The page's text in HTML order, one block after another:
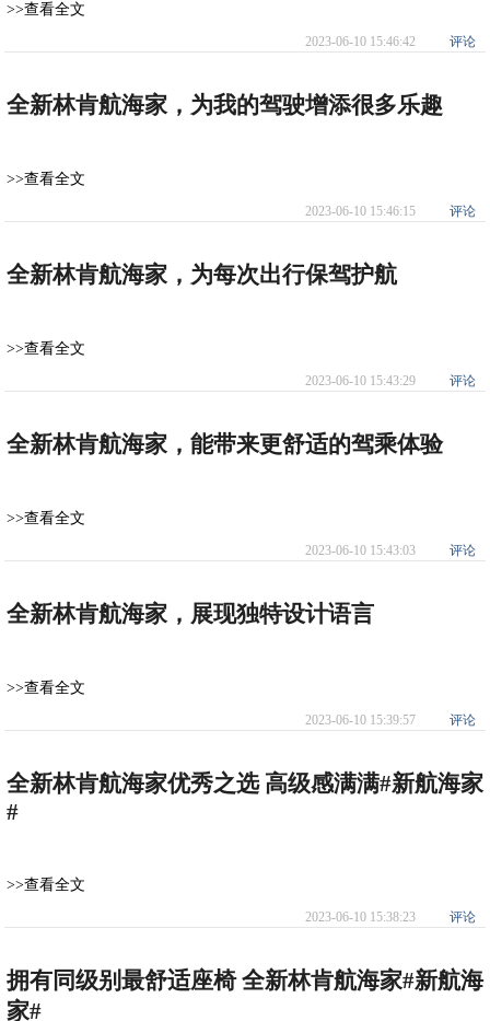
>>查看全文
2023-06-10 15:46:42 评论
全新林肯航海家，为我的驾驶增添很多乐趣
>>查看全文
2023-06-10 15:46:15 评论
全新林肯航海家，为每次出行保驾护航
>>查看全文
2023-06-10 15:43:29 评论
全新林肯航海家，能带来更舒适的驾乘体验
>>查看全文
2023-06-10 15:43:03 评论
全新林肯航海家，展现独特设计语言
>>查看全文
2023-06-10 15:39:57 评论
全新林肯航海家优秀之选 高级感满满#新航海家
#
>>查看全文
2023-06-10 15:38:23 评论
拥有同级别最舒适座椅 全新林肯航海家#新航海
家#